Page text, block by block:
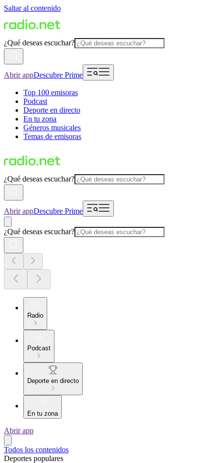
Saltar al contenido
¿Qué deseas escuchar?
Abrir appDescubre Prime
Top 100 emisoras
Podcast
Deporte en directo
En tu zona
Géneros musicales
Temas de emisoras
¿Qué deseas escuchar?
Abrir appDescubre Prime
¿Qué deseas escuchar?
Radio
Podcast
Deporte en directo
En tu zona
Abrir app
Todos los contenidos
Deportes populares